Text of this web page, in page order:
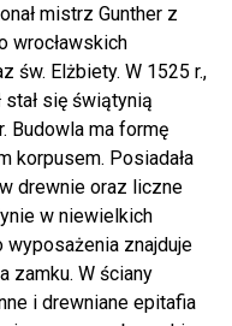
mistrz Gunther z
wrocławskich
św. Elżbiety. W 1525 r.,
się świątynią
Budowla ma formę
korpusem. Posiadała
drewnie oraz liczne
w niewielkich
wyposażenia znajduje
zamku. W ściany
i drewniane epitafia